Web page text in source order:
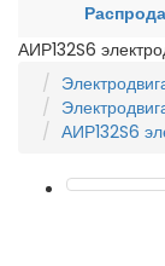
АИР132S6
АИР132S6